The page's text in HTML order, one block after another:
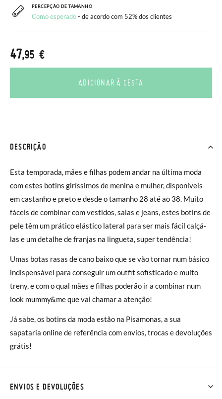
PERCEPÇÃO DE TAMANHO
Como esperado- de acordo com 52% dos clientes
47,95 €
ADICIONAR À CESTA
DESCRIÇÃO
Esta temporada, mães e filhas podem andar na última moda
com estes botins giríssimos de menina e mulher, disponíveis
em castanho e preto e desde o tamanho 28 até ao 38. Muito
fáceis de combinar com vestidos, saias e jeans, estes botins de
pele têm um prático elástico lateral para ser mais fácil calçá-
las e um detalhe de franjas na lingueta, super tendência!
Umas botas rasas de cano baixo que se vão tornar num básico
indispensável para conseguir um outfit sofisticado e muito
treny, e com o qual mães e filhas poderão ir a combinar num
look mummy&me que vai chamar a atenção!
Já sabe, os botins da moda estão na Pisamonas, a sua
sapataria online de referência com envios, trocas e devoluções
grátis!
ENVIOS E DEVOLUÇÕES